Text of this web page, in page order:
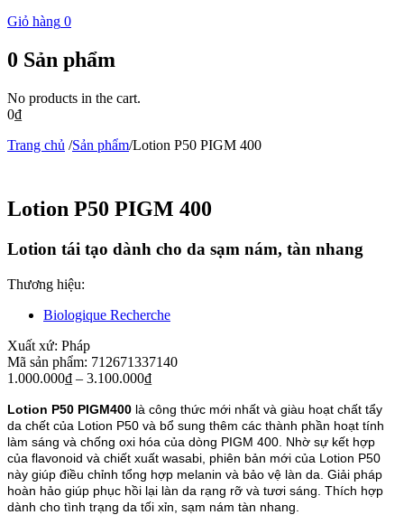
Giỏ hàng 0
0 Sản phẩm
No products in the cart.
0₫
Trang chủ /Sản phẩm/Lotion P50 PIGM 400
Lotion P50 PIGM 400
Lotion tái tạo dành cho da sạm nám, tàn nhang
Thương hiệu:
Biologique Recherche
Xuất xứ: Pháp
Mã sản phẩm: 712671337140
1.000.000₫ – 3.100.000₫
Lotion P50 PIGM400 là công thức mới nhất và giàu hoạt chất tẩy
da chết của Lotion P50 và bổ sung thêm các thành phần hoạt tính
làm sáng và chống oxi hóa của dòng PIGM 400. Nhờ sự kết hợp
của flavonoid và chiết xuất wasabi, phiên bản mới của Lotion P50
này giúp điều chỉnh tổng hợp melanin và bảo vệ làn da. Giải pháp
hoàn hảo giúp phục hồi lại làn da rạng rỡ và tươi sáng. Thích hợp
dành cho tình trạng da tối xỉn, sạm nám tàn nhang.